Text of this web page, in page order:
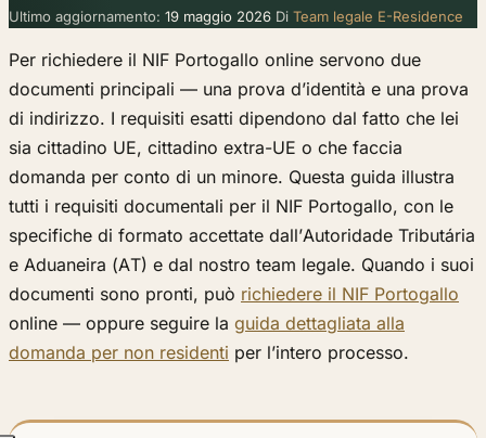
Ultimo aggiornamento: 19 maggio 2026 Di Team legale E-Residence
Per richiedere il NIF Portogallo online servono due
documenti principali — una prova d’identità e una prova
di indirizzo. I requisiti esatti dipendono dal fatto che lei
sia cittadino UE, cittadino extra-UE o che faccia
domanda per conto di un minore. Questa guida illustra
tutti i requisiti documentali per il NIF Portogallo, con le
specifiche di formato accettate dall’Autoridade Tributária
e Aduaneira (AT) e dal nostro team legale. Quando i suoi
documenti sono pronti, può richiedere il NIF Portogallo
online — oppure seguire la guida dettagliata alla
domanda per non residenti per l’intero processo.